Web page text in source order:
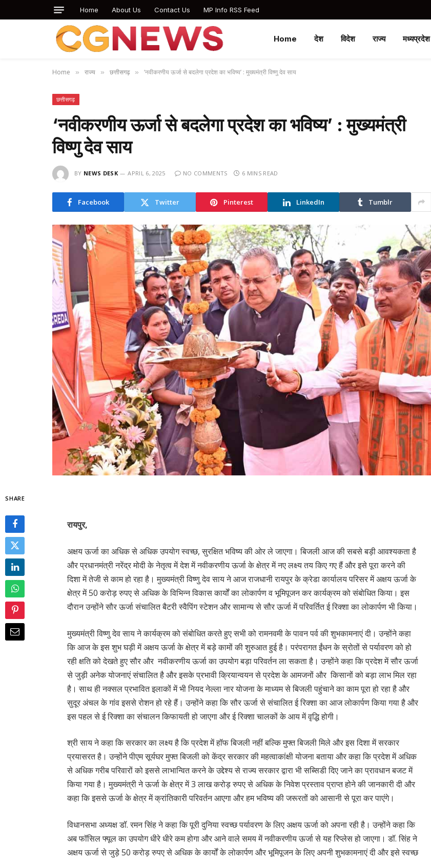
Home About Us Contact Us MP Info RSS Feed
Home देश विदेश राज्य मध्यप्रदेश
Home » राज्य » छत्तीसगढ़ » ‘नवीकरणीय ऊर्जा से बदलेगा प्रदेश का भविष्य’ : मुख्यमंत्री विष्णु देव साय
छत्तीसगढ़
‘नवीकरणीय ऊर्जा से बदलेगा प्रदेश का भविष्य’ : मुख्यमंत्री
विष्णु देव साय
BY NEWS DESK APRIL 6, 2025 NO COMMENTS 6 MINS READ
Facebook Twitter Pinterest LinkedIn Tumblr
SHARE
रायपुर,
अक्षय ऊर्जा का अधिक से अधिक उपयोग स्वच्छ, सुरक्षित भविष्य की ओर ले जाएगा। बिजली आज की सबसे बड़ी आवश्यकता है
और प्रधानमंत्री नरेंद्र मोदी के नेतृत्व में देश में नवीकरणीय ऊर्जा के क्षेत्र में नए लक्ष्य तय किए गए हैं और इसे पूरा करने की
दिशा में तेजी से काम हो रहा है। मुख्यमंत्री विष्णु देव साय ने आज राजधानी रायपुर के क्रेडा कार्यालय परिसर में अक्षय ऊर्जा के
क्षेत्र में 50 करोड़ रुपए से अधिक के विभिन्न विकास कार्यों का लोकार्पण व भूमिपूजन कर कार्यक्रम को संबोधित किया। इस
दौरान उन्होंने सौर ऊर्जा संचालित बैटरी स्वैपिंग स्टेशन और सामान्य से सौर ऊर्जा में परिवर्तित ई रिक्शा का लोकार्पण भी किया।
मुख्यमंत्री विष्णु देव साय ने कार्यक्रम को संबोधित करते हुए सभी को रामनवमी के पावन पर्व की शुभकामनाएं दी। उन्होंने कहा
कि आज के इस शुभ घड़ी में अक्षय ऊर्जा के क्षेत्र में बड़े कामों की शुरुआत हुई है। परंपरागत ईंधन के स्रोतों से पर्यावरण को हो
रही क्षति को देखते हुए सौर और नवीकरणीय ऊर्जा का उपयोग बड़ा परिवर्तन ला सकता है। उन्होंने कहा कि प्रदेश में सौर ऊर्जा
से जुड़ी अनेक योजनाएं संचालित है और इसके प्रभावी क्रियान्वयन से प्रदेश के आमजनों और किसानों को बड़ा लाभ मिल रहा
है। साथ ही नक्सल प्रभावित इलाकों में भी नियद नेल्ला नार योजना के माध्यम से बिजली पहुंचाने का काम पूरा हो रहा है और
सुदूर अंचल के गांव इससे रोशन हो रहे हैं। उन्होंने कहा कि सौर ऊर्जा से संचालित ई रिक्शा का आज लोकार्पण किया गया है और
इस पहल से ई रिक्शा का संचालन किफायती हो जाएगा और ई रिक्शा चालकों के आय में वृद्धि होगी।
श्री साय ने कहा कि सरकार का लक्ष्य है कि प्रदेश में हॉफ बिजली नहीं बल्कि मुफ्त बिजली मिले और इस दिशा में सरकार
प्रयासरत है। उन्होंने पीएम सूर्यघर मुफ्त बिजली को केंद्र सरकार की महत्वाकांक्षी योजना बताया और कहा कि प्रदेश में अधिक
से अधिक गरीब परिवारों को इससे लाभान्वित करने के उद्देश्य से राज्य सरकार द्वारा भी सब्सिडी दिए जाने का प्रावधान बजट में
किया गया है। मुख्यमंत्री ने ऊर्जा के क्षेत्र में 3 लाख करोड़ रुपए से अधिक के निवेश प्रस्ताव प्राप्त होने की जानकारी दी और
कहा कि इससे ऊर्जा के क्षेत्र में क्रांतिकारी परिवर्तन आएगा और हम भविष्य की जरूरतों को आसानी से पूरा कर पाएंगे।
विधानसभा अध्यक्ष डॉ. रमन सिंह ने कहा कि पूरी दुनिया स्वच्छ पर्यावरण के लिए अक्षय ऊर्जा को अपना रही है। उन्होंने कहा कि
अब फॉसिल फ्यूल का उपयोग धीरे धीरे कम होगा और आने वाले समय में नवीकरणीय ऊर्जा से यह रिप्लेस हो जाएगा। डॉ. सिंह ने
अक्षय ऊर्जा से जुड़े 50 करोड़ रुपए से अधिक के कार्यों के लोकार्पण और भूमिपूजन के लिए अपनी शुभकामनाएं दी और इसे स्वच्छ